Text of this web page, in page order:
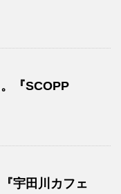
『SCOPP
宇田川カフェ